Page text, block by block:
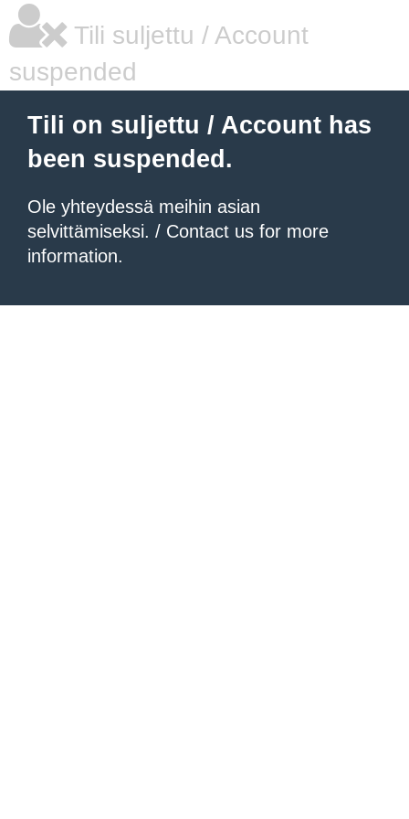
Tili suljettu / Account
suspended
Tili on suljettu / Account has
been suspended.
Ole yhteydessä meihin asian
selvittämiseksi. / Contact us for more
information.